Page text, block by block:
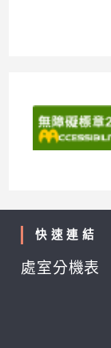
快速連結
處室分機表